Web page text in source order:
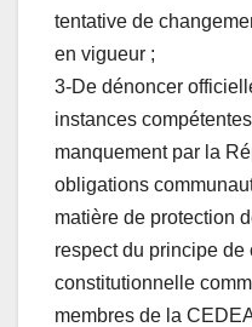
tentative de
en vigueur ;
3-De dénoncer
instances
manquement par la
obligations
matière de protection
respect du principe de
constitutionnelle
membres de la